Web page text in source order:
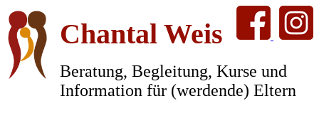
Chantal Weis
Beratung, Begleitung, Kurse und
Information für (werdende) Eltern